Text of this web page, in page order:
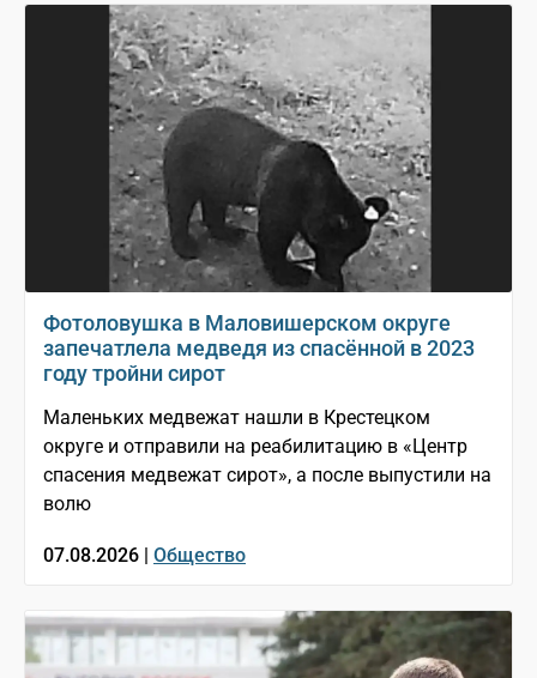
Фотоловушка в Маловишерском округе
запечатлела медведя из спасённой в 2023
году тройни сирот
Маленьких медвежат нашли в Крестецком
округе и отправили на реабилитацию в «Центр
спасения медвежат сирот», а после выпустили на
волю
07.08.2026 | Общество